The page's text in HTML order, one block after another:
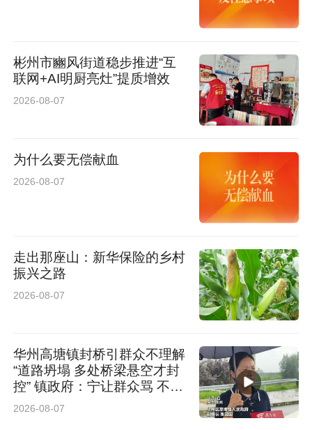
“如今施工不再依赖人海战术，而是依靠智能化设
正值基建施工黄金窗口期，项目团队全员在岗在
位、全域铺开作业、全线提速增效，抢抓工期、
据了解，十一标段全线穿越陕北典型黄土梁峁地
貌，湿陷性黄土广泛分布，这类土质结构疏松、
遇水易沉降、整体稳定性差，极易引发路基变
工、工程防渗加固等核心工序提出了极高的技术
要求，是项目建设面临的最大地质难题。
虎。”面对复杂的地质条件和严苛的施工标准，李
想带领技术团队坚守施工一线，日复一日开展实
地勘测、数据测算、工艺优化，反复打磨科学
彬州市豳风街道稳步推进“互
联网+AI明厨亮灶”提质增效
2026-08-07
为什么要无偿献血
2026-08-07
走出那座山：新华保险的乡村
振兴之路
2026-08-07
华州高塘镇封桥引群众不理解
“道路坍塌 多处桥梁悬空才封
控” 镇政府：宁让群众骂 不让
群众哭
2026-08-07